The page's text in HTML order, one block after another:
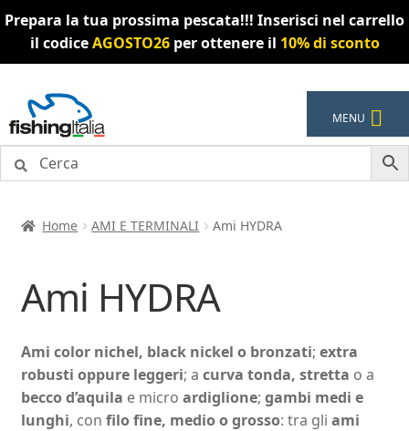
Prepara la tua prossima pescata!!! Inserisci nel carrello
il codiceAGOSTO26per ottenere il 10% di sconto
alla
navigazione
al
contenuto
MENU
Home AMI E TERMINALI Ami HYDRA
Ami HYDRA
Ami color nichel, black nickel o bronzati; extra
robusti oppure leggeri; a curva tonda, stretta o a
becco d’aquila e micro ardiglione; gambi medi e
lunghi, con filo fine, medio o grosso: tra gli ami